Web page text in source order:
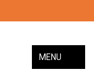
MENU